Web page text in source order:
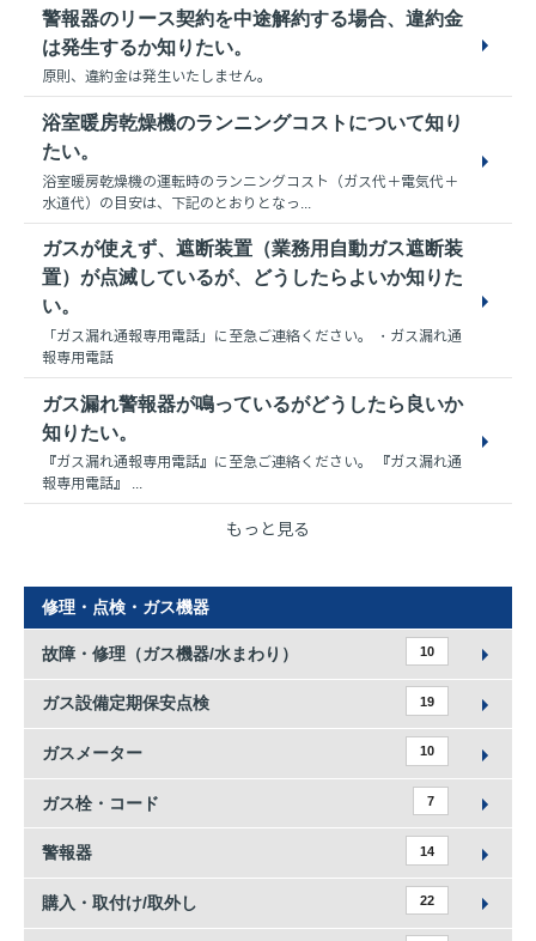
警報器のリース契約を中途解約する場合、違約金
は発生するか知りたい。
原則、違約金は発生いたしません。
浴室暖房乾燥機のランニングコストについて知り
たい。
浴室暖房乾燥機の運転時のランニングコスト（ガス代＋電気代＋
水道代）の目安は、下記のとおりとなっ...
ガスが使えず、遮断装置（業務用自動ガス遮断装
置）が点滅しているが、どうしたらよいか知りた
い。
「ガス漏れ通報専用電話」に至急ご連絡ください。 ・ガス漏れ通
報専用電話
ガス漏れ警報器が鳴っているがどうしたら良いか
知りたい。
『ガス漏れ通報専用電話』に至急ご連絡ください。 『ガス漏れ通
報専用電話』 ...
もっと見る
修理・点検・ガス機器
故障・修理（ガス機器/水まわり） 10
ガス設備定期保安点検 19
ガスメーター 10
ガス栓・コード 7
警報器 14
購入・取付け/取外し 22